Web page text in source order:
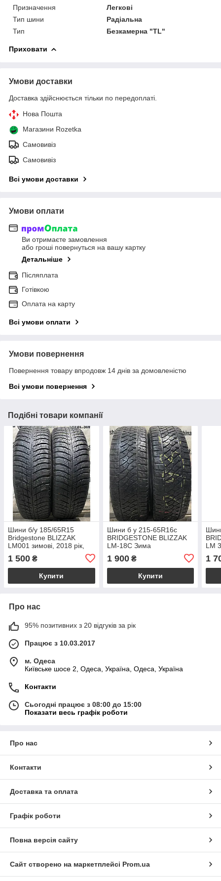
Призначення
Легкові
Тип шини
Радіальна
Тип
Безкамерна "TL"
Приховати
Умови доставки
Доставка здійснюється тільки по передоплаті.
Нова Пошта
Магазини Rozetka
Самовивіз
Самовивіз
Всі умови доставки
Умови оплати
Ви отримаєте замовлення
або гроші повернуться на вашу картку
Детальніше
Післяплата
Готівкою
Оплата на карту
Всі умови оплати
Умови повернення
Повернення товару впродовж 14 днів за домовленістю
Всі умови повернення
Подібні товари компанії
Шини б/у 185/65R15
Bridgestone BLIZZAK
LM001 зимові, 2018 рік,
1 500 ₴
Купити
Шини б у 215-65R16с
BRIDGESTONE BLIZZAK
LM-18C Зима
1 900₴
Купити
LM
1
Про нас
95% позитивних з 20 відгуків за рік
Працює з 10.03.2017
м. Одеса
Київське шосе 2, Одеса, Україна, Одеса, Україна
Контакти
Сьогодні працює з 08:00 до 15:00
Показати весь графік роботи
Про нас
Контакти
Доставка та оплата
Графік роботи
Повна версія сайту
Сайт створено на маркетплейсі Prom.ua